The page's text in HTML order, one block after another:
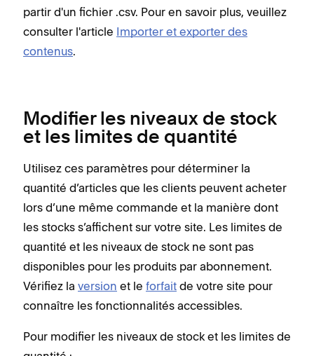
partir d'un fichier .csv. Pour en savoir plus, veuillez
consulter l'article Importer et exporter des
contenus.
Modifier les niveaux de stock
et les limites de quantité
Utilisez ces paramètres pour déterminer la
quantité d’articles que les clients peuvent acheter
lors d’une même commande et la manière dont
les stocks s’affichent sur votre site. Les limites de
quantité et les niveaux de stock ne sont pas
disponibles pour les produits par abonnement.
Vérifiez la version et le forfait de votre site pour
connaître les fonctionnalités accessibles.
Pour modifier les niveaux de stock et les limites de